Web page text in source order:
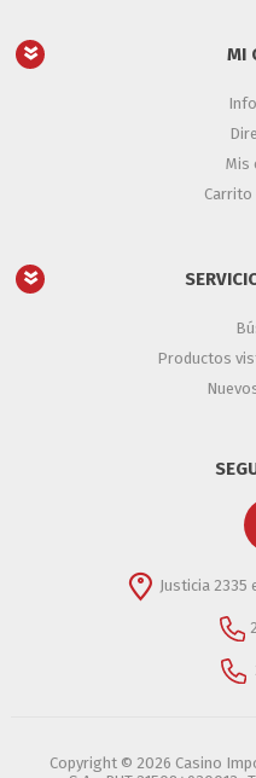
MI
Mis
Carrito
Productos
Justicia 2335
Copyright © 2026 Casino